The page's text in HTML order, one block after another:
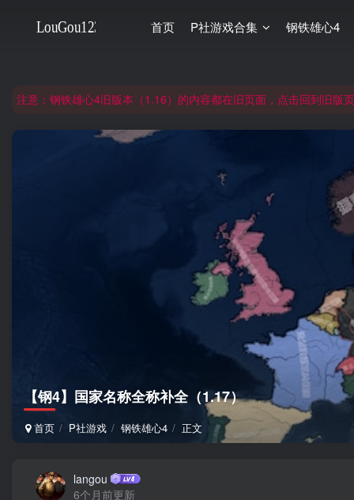
首页 P社游戏合集 钢铁雄心4
注意：钢铁雄心4旧版本（1.16）的内容都在旧页面，点击回到旧版
非常抱歉，节假日晚上服务器爆满，建议避开高峰时段访问。
【钢4】国家名称全称补全（1.17）
首页 P社游戏 钢铁雄心4 正文
langou
6个月前更新